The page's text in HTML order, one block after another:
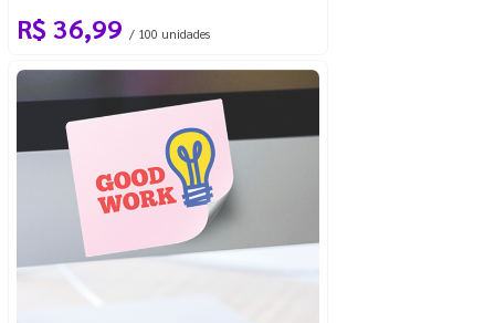
R$ 36,99 / 100 unidades